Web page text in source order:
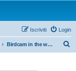
Login
Iscriviti
Birdcam in the world 2024